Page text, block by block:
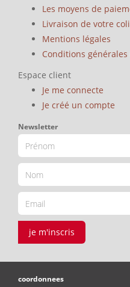
Les moyens de
Livraison de votre
Mentions légales
Conditions générales
Espace client
Je me connecte
Je créé un compte
Newsletter
je m'inscris
coordonnees